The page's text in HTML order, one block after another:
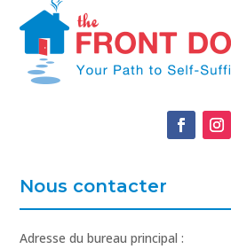
Nous contacter
Adresse du bureau principal :